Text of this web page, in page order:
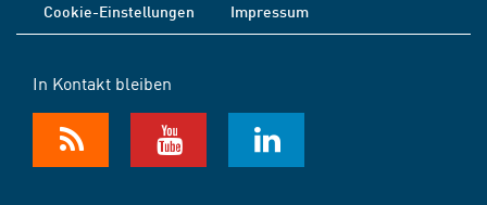
Cookie-Einstellungen
Impressum
In Kontakt bleiben